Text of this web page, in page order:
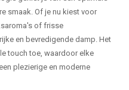
smaak. Of je nu kiest voor
of frisse
en bevredigende damp. Het
touch toe, waardoor elke
plezierige en moderne